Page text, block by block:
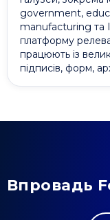
government,
manufacturing та
платформу
працюють із
підписів, форм,
Впровадь